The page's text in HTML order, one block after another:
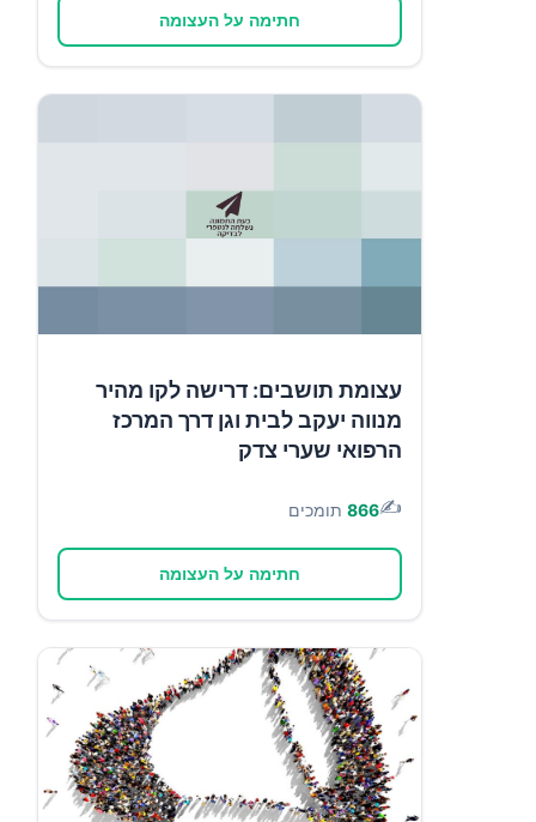
חתימה על העצומה
עצומת תושבים: דרישה לקו מהיר
מנווה יעקב לבית וגן דרך המרכז
הרפואי שערי צדק
✍️
866 תומכים
חתימה על העצומה